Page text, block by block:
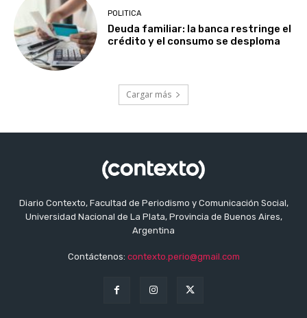
POLITICA
Deuda familiar: la banca restringe el
crédito y el consumo se desploma
Cargar más
Diario Contexto, Facultad de Periodismo y Comunicación Social,
Universidad Nacional de La Plata, Provincia de Buenos Aires,
Argentina
Contáctenos: contexto.perio@gmail.com